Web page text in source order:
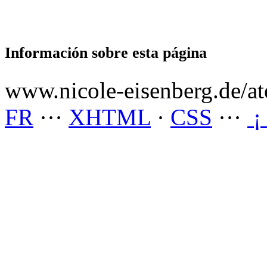
Información sobre esta página
www.nicole-eisenberg.de/
FR ··· XHTML · CSS ···